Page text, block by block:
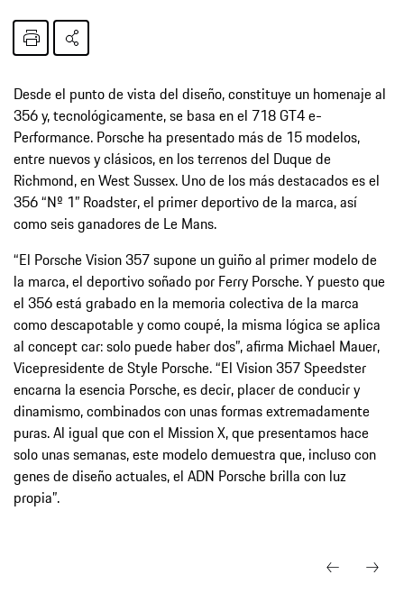
Desde el punto de vista del diseño, constituye un homenaje al
356 y, tecnológicamente, se basa en el 718 GT4 e-
Performance. Porsche ha presentado más de 15 modelos,
entre nuevos y clásicos, en los terrenos del Duque de
Richmond, en West Sussex. Uno de los más destacados es el
356 “Nº 1” Roadster, el primer deportivo de la marca, así
como seis ganadores de Le Mans.
“El Porsche Vision 357 supone un guiño al primer modelo de
la marca, el deportivo soñado por Ferry Porsche. Y puesto que
el 356 está grabado en la memoria colectiva de la marca
como descapotable y como coupé, la misma lógica se aplica
al concept car: solo puede haber dos”, afirma Michael Mauer,
Vicepresidente de Style Porsche. “El Vision 357 Speedster
encarna la esencia Porsche, es decir, placer de conducir y
dinamismo, combinados con unas formas extremadamente
puras. Al igual que con el Mission X, que presentamos hace
solo unas semanas, este modelo demuestra que, incluso con
genes de diseño actuales, el ADN Porsche brilla con luz
propia”.